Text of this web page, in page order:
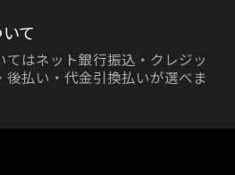
て
てはネット銀行振込・クレジッ
後払い・代金引換払いが選べま